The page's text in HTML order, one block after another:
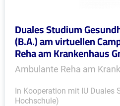
Duales Studium
(B.A.) am virtuellen
Reha am Krankenhaus
Ambulante Reha am
In Kooperation mit IU Duales
Hochschule)